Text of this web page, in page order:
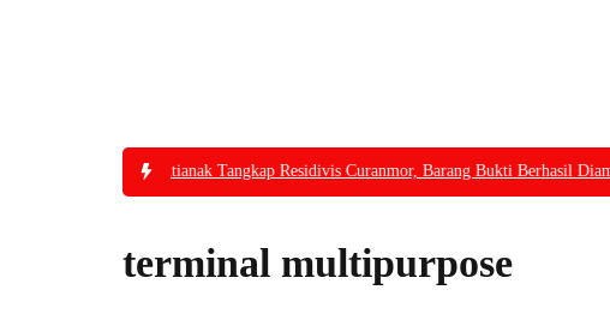
Polresta Pontianak Tangkap Residivis Curanmor, Barang Bukti Berhasil
terminal multipurpose